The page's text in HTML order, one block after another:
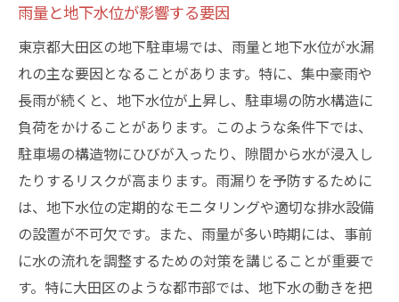
防水工事のタイミングと方法
効果的な排水システムの導入
使用する材料選びのポイント
施工後の管理とトラブルシューティング
専門家による定期点検の必要性
東京都大田区における地下駐車場の効果的なメ
ンテナンス法
地域特有の課題を考慮したメンテナンス
最新技術を活用した防水対策
コミュニティとの連携による効果的な対応
雨量と地下水位が影響する要因
東京都大田区の地下駐車場では、雨量と地下水位が水漏
れの主な要因となることがあります。特に、集中豪雨や
長雨が続くと、地下水位が上昇し、駐車場の防水構造に
負荷をかけることがあります。このような条件下では、
駐車場の構造物にひびが入ったり、隙間から水が浸入し
たりするリスクが高まります。雨漏りを予防するために
は、地下水位の定期的なモニタリングや適切な排水設備
の設置が不可欠です。また、雨量が多い時期には、事前
に水の流れを調整するための対策を講じることが重要で
す。特に大田区のような都市部では、地下水の動きを把